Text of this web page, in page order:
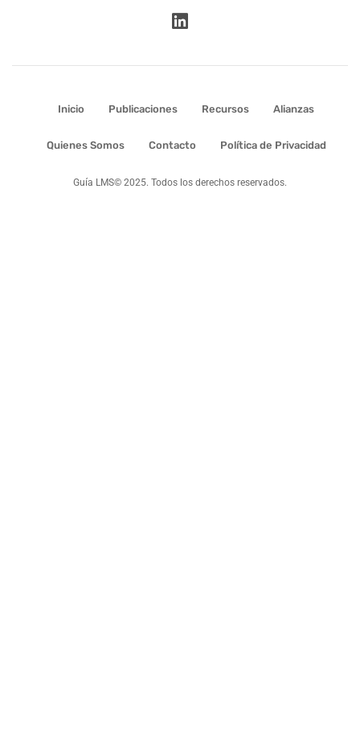
Inicio Publicaciones Recursos Alianzas
Quienes Somos Contacto Política de Privacidad
Guía LMS© 2025. Todos los derechos reservados.